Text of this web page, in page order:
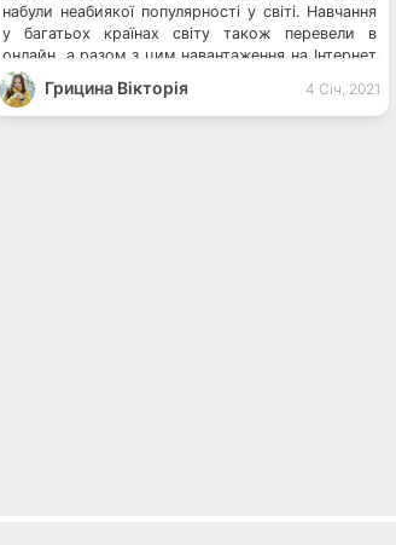
набули неабиякої популярності у світі. Навчання
у багатьох країнах світу також перевели в
онлайн, а разом з цим навантаження на Інтернет
та браузери в цілому збільшилося. Тож, якими
були найпопулярніші браузери […]
Грицина Вікторія 4 Січ, 2021